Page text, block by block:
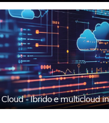
- Ibrido e multicloud